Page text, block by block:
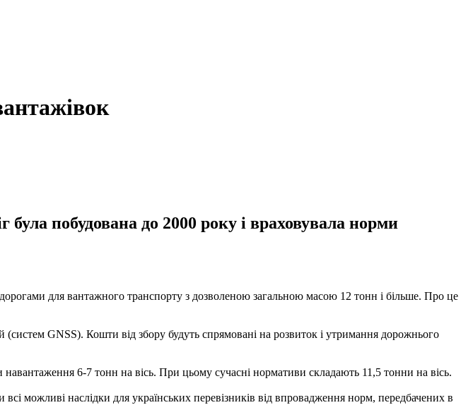
побудована до 2000 року і враховувала норми
для вантажного транспорту з дозволеною загальною масою 12 тонн і більше. Про це
GNSS). Кошти від збору будуть спрямовані на розвиток і утримання дорожнього
6-7 тонн на вісь. При цьому сучасні нормативи складають 11,5 тонни на вісь.
можливі наслідки для українських перевізників від впровадження норм, передбачених в